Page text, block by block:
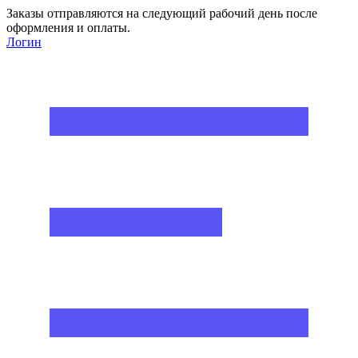
Заказы отправляются на следующий рабочий день после
оформления и оплаты.
Логин